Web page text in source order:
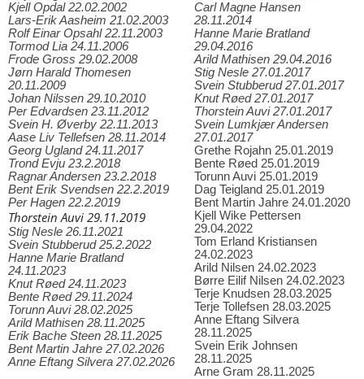
Kjell Opdal 22.02.2002
Lars-Erik Aasheim 21.02.2003
Rolf Einar Opsahl 22.11.2003
Tormod Lia 24.11.2006
Frode Gross 29.02.2008
Jørn Harald Thomesen
20.11.2009
Johan Nilssen 29.10.2010
Per Edvardsen 23.11.2012
Svein H. Øverby 22.11.2013
Aase Liv Tellefsen 28.11.2014
Georg Ugland 24.11.2017
Trond Evju 23.2.2018
Ragnar Andersen 23.2.2018
Bent Erik Svendsen 22.2.2019
Per Hagen 22.2.2019
Thorstein Auvi 29.11.2019
Stig Nesle 26.11.2021
Svein Stubberud 25.2.2022
Hanne Marie Bratland
24.11.2023
Knut Røed 24.11.2023
Bente Røed 29.11.2024
Torunn Auvi 28.02.2025
Arild Mathisen 28.11.2025
Erik Bache Steen 28.11.2025
Bent Martin Jahre 27.02.2026
Anne Eftang Silvera 27.02.2026
Carl Magne Hansen
28.11.2014
Hanne Marie Bratland
29.04.2016
Arild Mathisen 29.04.2016
Stig Nesle 27.01.2017
Svein Stubberud 27.01.2017
Knut Røed 27.01.2017
Thorstein Auvi 27.01.2017
Svein Lumkjær Andersen
27.01.2017
Grethe Rojahn 25.01.2019
Bente Røed 25.01.2019
Torunn Auvi 25.01.2019
Dag Teigland 25.01.2019
Bent Martin Jahre 24.01.2020
Kjell Wike Pettersen
29.04.2022
Tom Erland Kristiansen
24.02.2023
Arild Nilsen 24.02.2023
Børre Eilif Nilsen 24.02.2023
Terje Knudsen 28.03.2025
Terje Tollefsen 28.03.2025
Anne Eftang Silvera
28.11.2025
Svein Erik Johnsen
28.11.2025
Arne Gram 28.11.2025